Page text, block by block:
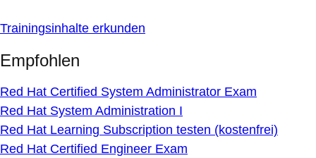
Trainingsinhalte erkunden
Empfohlen
Red Hat Certified System Administrator Exam
Red Hat System Administration I
Red Hat Learning Subscription testen (kostenfrei)
Red Hat Certified Engineer Exam